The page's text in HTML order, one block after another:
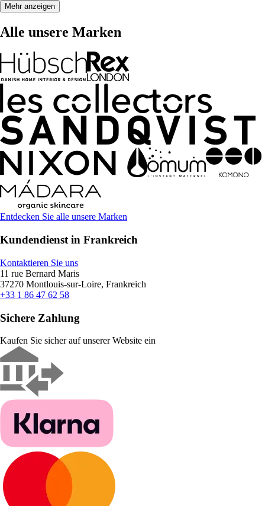
Mehr anzeigen
Alle unsere Marken
Entdecken Sie alle unsere Marken
Kundendienst in Frankreich
Kontaktieren Sie uns
11 rue Bernard Maris
37270 Montlouis-sur-Loire, Frankreich
+33 1 86 47 62 58
Sichere Zahlung
Kaufen Sie sicher auf unserer Website ein